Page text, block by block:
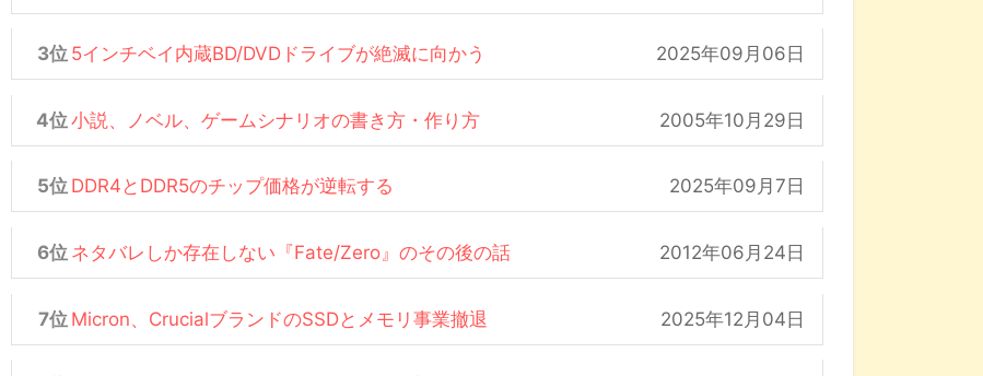
5インチベイ内蔵BD/DVDドライブが絶滅に向かう 2025年09月06日
小説、ノベル、ゲームシナリオの書き方・作り方 2005年10月29日
DDR4とDDR5のチップ価格が逆転する 2025年09月7日
ネタバレしか存在しない『Fate/Zero』のその後の話 2012年06月24日
Micron、CrucialブランドのSSDとメモリ事業撤退 2025年12月04日